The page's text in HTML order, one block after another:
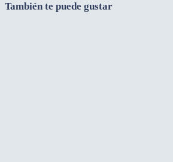
También te puede gustar